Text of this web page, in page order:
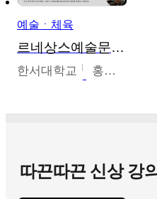
예술ㆍ체육
르네상스예술문화사
한서대학교 홍창호
따끈따끈 신상 강의